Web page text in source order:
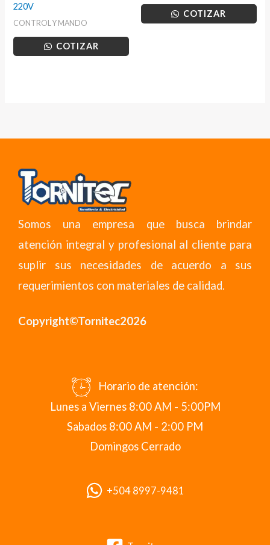
220V
CONTROL Y MANDO
COTIZAR
COTIZAR
Somos una empresa que busca brindar
atención integral y profesional al cliente para
suplir sus necesidades de acuerdo a sus
requerimientos con materiales de calidad.
Copyright©Tornitec2026
Horario de atención:
Lunes a Viernes 8:00 AM - 5:00PM
Sabados 8:00 AM - 2:00 PM
Domingos Cerrado
+504 8997-9481